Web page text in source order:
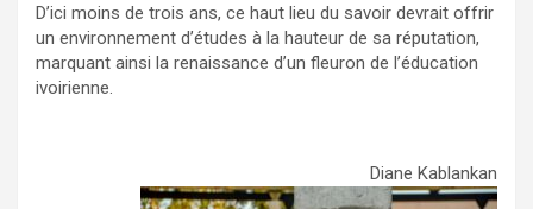
D’ici moins de trois ans, ce haut lieu du savoir devrait offrir
un environnement d’études à la hauteur de sa réputation,
marquant ainsi la renaissance d’un fleuron de l’éducation
ivoirienne.
Diane Kablankan